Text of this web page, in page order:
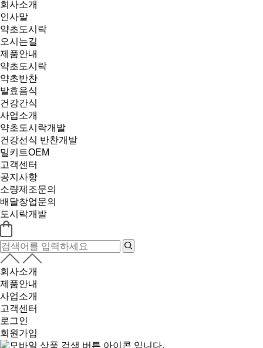
회사소개
인사말
약초도시락
오시는길
제품안내
약초도시락
약초반찬
발효음식
건강간식
사업소개
약초도시락개발
건강선식 반찬개발
밀키트OEM
고객센터
공지사항
소량제조문의
배달창업문의
도시락개발
회사소개
제품안내
사업소개
고객센터
로그인
회원가입